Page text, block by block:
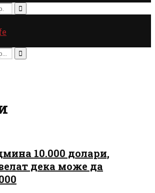
Search
Search
10.000 долари,
дека може да